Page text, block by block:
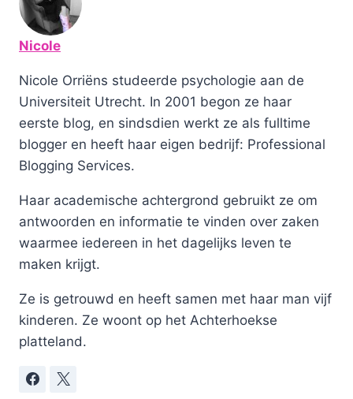
Nicole
Nicole Orriëns studeerde psychologie aan de
Universiteit Utrecht. In 2001 begon ze haar
eerste blog, en sindsdien werkt ze als fulltime
blogger en heeft haar eigen bedrijf: Professional
Blogging Services.
Haar academische achtergrond gebruikt ze om
antwoorden en informatie te vinden over zaken
waarmee iedereen in het dagelijks leven te
maken krijgt.
Ze is getrouwd en heeft samen met haar man vijf
kinderen. Ze woont op het Achterhoekse
platteland.